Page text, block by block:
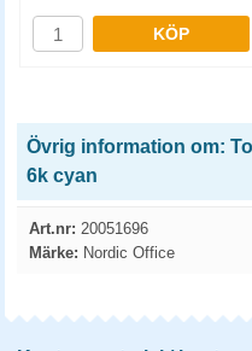
KÖP
Övrig information om:
6k cyan
Art.nr: 20051696
Märke: Nordic Office